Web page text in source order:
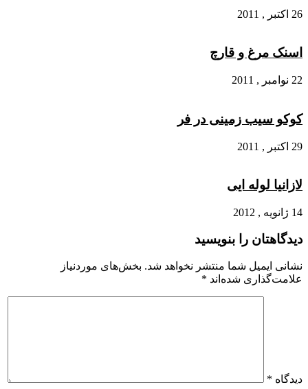
26 اکتبر , 2011
اسنک مرغ و قارچ
22 نوامبر , 2011
کوکو سیب زمینی در فر
29 اکتبر , 2011
لازانیا لوله ایی
14 ژانویه , 2012
دیدگاهتان را بنویسید
نشانی ایمیل شما منتشر نخواهد شد. بخش‌های موردنیاز
علامت‌گذاری شده‌اند *
دیدگاه *